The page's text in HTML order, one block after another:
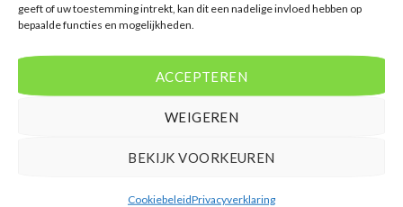
geeft of uw toestemming intrekt, kan dit een nadelige invloed hebben op
bepaalde functies en mogelijkheden.
ACCEPTEREN
WEIGEREN
BEKIJK VOORKEUREN
CookiebeleidPrivacyverklaring
Gewaardeerd
€428,00
accommodatie in Pythagorion . U
boekt deze reis direct bij onze
sterren accommodatie in Sharks
Bay . U boekt deze reis direct bij